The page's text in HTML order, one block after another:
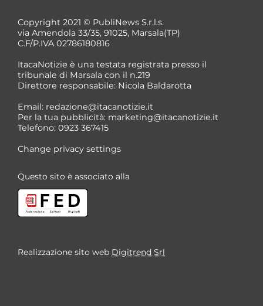
*
Copyright 2021 © PubliNews S.r.l.s.
via Amendola 33/35, 91025, Marsala(TP)
C.F/P.IVA 02786180816
ItacaNotizie è una testata registrata presso il
tribunale di Marsala con il n.219
Direttore responsabile: Nicola Baldarotta
Email: redazione@itacanotizie.it
Per la tua pubblicità: marketing@itacanotizie.it
Telefono: 0923 367415
Change privacy settings
Questo sito è associato alla
Realizzazione sito web Digitrend Srl